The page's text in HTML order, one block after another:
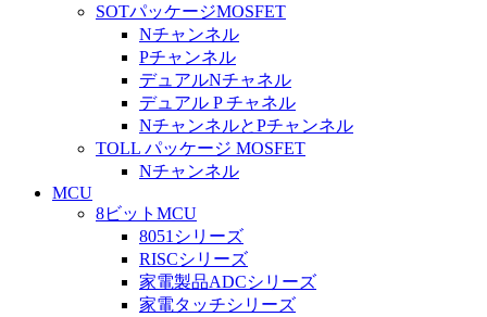
SOTパッケージMOSFET
Nチャンネル
Pチャンネル
デュアルNチャネル
デュアル P チャネル
NチャンネルとPチャンネル
TOLL パッケージ MOSFET
Nチャンネル
MCU
8ビットMCU
8051シリーズ
RISCシリーズ
家電製品ADCシリーズ
家電タッチシリーズ